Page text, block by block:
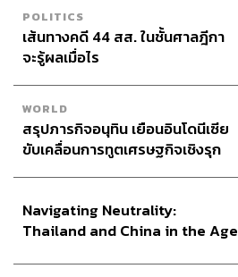
POLITICS
เส้นทางคดี 44 สส. ในชั้นศาลฎีกา
จะรู้ผลเมื่อไร
WORLD
สรุปภารกิจอนุทิน เยือนอินโดนีเซีย
ขับเคลื่อนการทูตเศรษฐกิจเชิงรุก
Navigating Neutrality:
Thailand and China in the Age